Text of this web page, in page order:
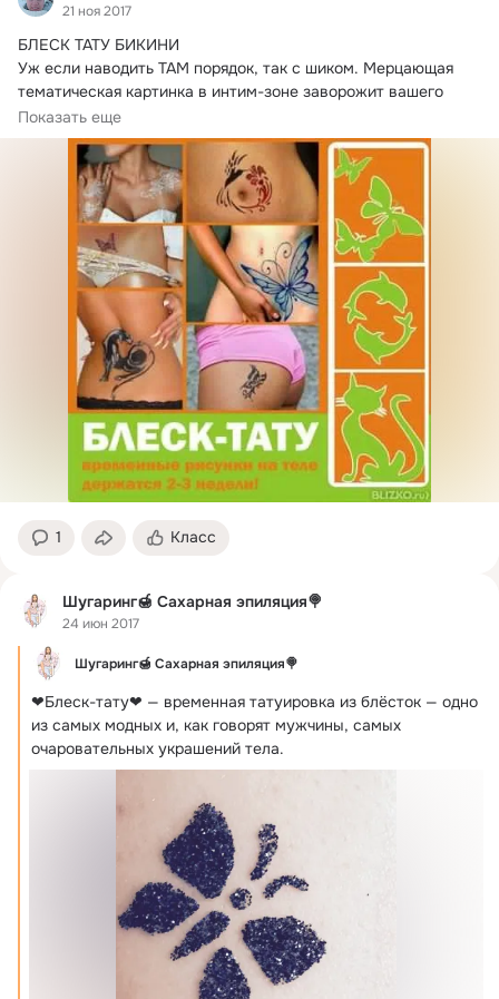
21 ноя 2017
БЛЕСК ТАТУ БИКИНИ
Уж если наводить ТАМ порядок, так с шиком. Мерцающая
тематическая картинка в интим-зоне заворожит вашего
любимого...
Показать еще
1 Класс
Шугаринг🍯 Сахарная эпиляция🍭
24 июн 2017
Шугаринг🍯 Сахарная эпиляция🍭
❤Блеск-тату❤ — временная татуировка из блёсток — одно
из самых модных и, как говорят мужчины, самых
очаровательных украшений тела.